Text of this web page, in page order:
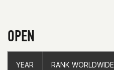
OPEN
YEAR RANK WORLDWIDE
YEAR RANK WORLDWIDE